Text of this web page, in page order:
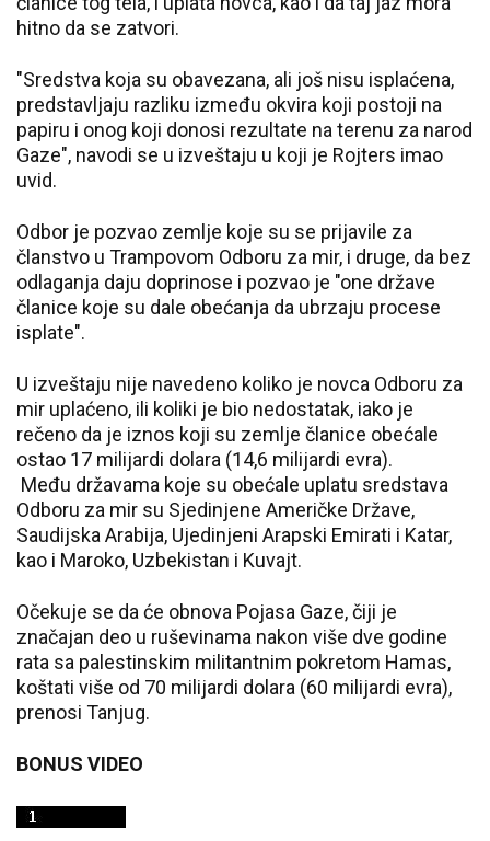
hitno da se zatvori.
"Sredstva koja su obavezana, ali još nisu isplaćena,
predstavljaju razliku između okvira koji postoji na
papiru i onog koji donosi rezultate na terenu za narod
Gaze", navodi se u izveštaju u koji je Rojters imao
uvid.
Odbor je pozvao zemlje koje su se prijavile za
članstvo u Trampovom Odboru za mir, i druge, da bez
odlaganja daju doprinose i pozvao je "one ​​države
članice koje su dale obećanja da ubrzaju procese
isplate".
U izveštaju nije navedeno koliko je novca Odboru za
mir uplaćeno, ili koliki je bio nedostatak, iako je
rečeno da je iznos koji su zemlje članice obećale
ostao 17 milijardi dolara (14,6 milijardi evra).
Među državama koje su obećale uplatu sredstava
Odboru za mir su Sjedinjene Američke Države,
Saudijska Arabija, Ujedinjeni Arapski Emirati i Katar,
kao i Maroko, Uzbekistan i Kuvajt.
Očekuje se da će obnova Pojasa Gaze, čiji je
značajan deo u ruševinama nakon više dve godine
rata sa palestinskim militantnim pokretom Hamas,
koštati više od 70 milijardi dolara (60 milijardi evra),
prenosi Tanjug.
BONUS VIDEO